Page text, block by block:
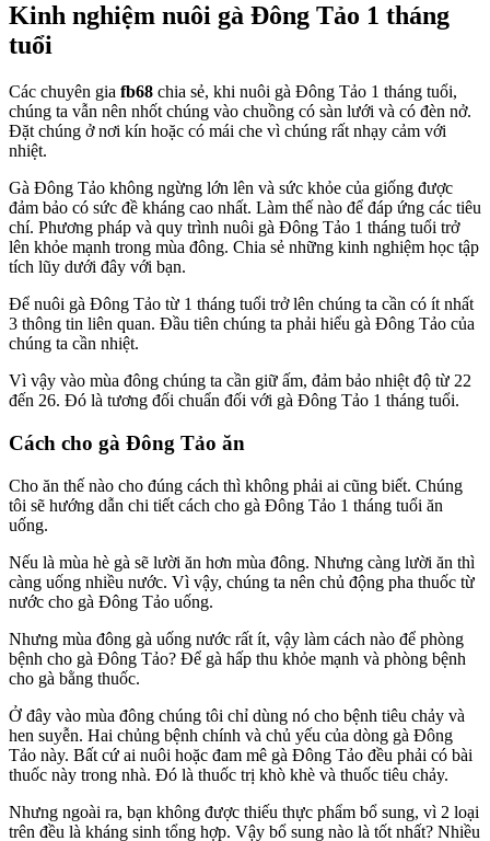
Kinh nghiệm nuôi gà Đông Tảo 1 tháng
tuổi
Các chuyên gia fb68 chia sẻ, khi nuôi gà Đông Tảo 1 tháng tuổi,
chúng ta vẫn nên nhốt chúng vào chuồng có sàn lưới và có đèn nở.
Đặt chúng ở nơi kín hoặc có mái che vì chúng rất nhạy cảm với
nhiệt.
Gà Đông Tảo không ngừng lớn lên và sức khỏe của giống được
đảm bảo có sức đề kháng cao nhất. Làm thế nào để đáp ứng các tiêu
chí. Phương pháp và quy trình nuôi gà Đông Tảo 1 tháng tuổi trở
lên khỏe mạnh trong mùa đông. Chia sẻ những kinh nghiệm học tập
tích lũy dưới đây với bạn.
Để nuôi gà Đông Tảo từ 1 tháng tuổi trở lên chúng ta cần có ít nhất
3 thông tin liên quan. Đầu tiên chúng ta phải hiểu gà Đông Tảo của
chúng ta cần nhiệt.
Vì vậy vào mùa đông chúng ta cần giữ ấm, đảm bảo nhiệt độ từ 22
đến 26. Đó là tương đối chuẩn đối với gà Đông Tảo 1 tháng tuổi.
Cách cho gà Đông Tảo ăn
Cho ăn thế nào cho đúng cách thì không phải ai cũng biết. Chúng
tôi sẽ hướng dẫn chi tiết cách cho gà Đông Tảo 1 tháng tuổi ăn
uống.
Nếu là mùa hè gà sẽ lười ăn hơn mùa đông. Nhưng càng lười ăn thì
càng uống nhiều nước. Vì vậy, chúng ta nên chủ động pha thuốc từ
nước cho gà Đông Tảo uống.
Nhưng mùa đông gà uống nước rất ít, vậy làm cách nào để phòng
bệnh cho gà Đông Tảo? Để gà hấp thu khỏe mạnh và phòng bệnh
cho gà bằng thuốc.
Ở đây vào mùa đông chúng tôi chỉ dùng nó cho bệnh tiêu chảy và
hen suyễn. Hai chủng bệnh chính và chủ yếu của dòng gà Đông
Tảo này. Bất cứ ai nuôi hoặc đam mê gà Đông Tảo đều phải có bài
thuốc này trong nhà. Đó là thuốc trị khò khè và thuốc tiêu chảy.
Nhưng ngoài ra, bạn không được thiếu thực phẩm bổ sung, vì 2 loại
trên đều là kháng sinh tổng hợp. Vậy bổ sung nào là tốt nhất? Nhiều